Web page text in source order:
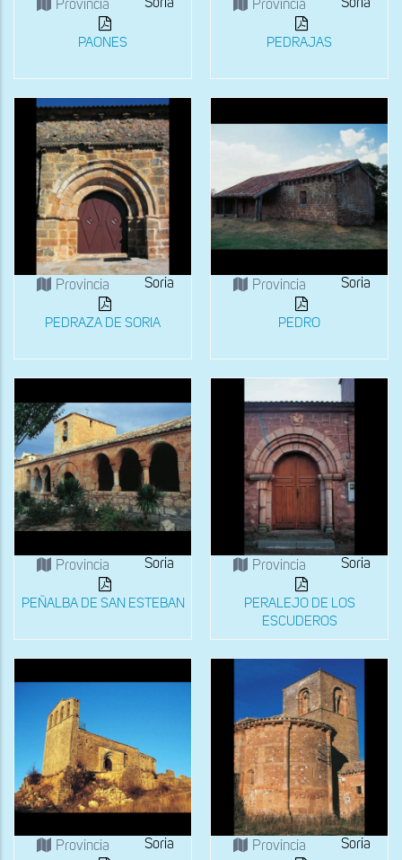
Provincia Soria
PAONES
Provincia Soria
PEDRAJAS
Provincia Soria
PEDRAZA DE SORIA
Provincia Soria
PEDRO
Provincia Soria
PEÑALBA DE SAN ESTEBAN
Provincia Soria
PERALEJO DE LOS
ESCUDEROS
Provincia Soria Provincia Soria